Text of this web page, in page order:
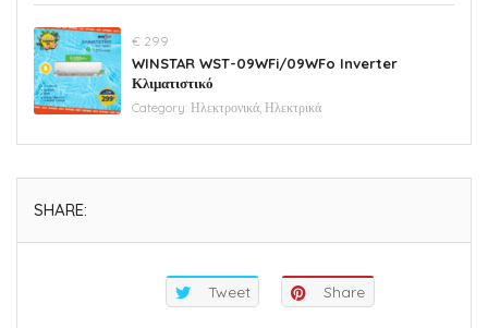
€ 299
WINSTAR WST-09WFi/09WFo Inverter
Κλιματιστικό
Category: Ηλεκτρονικά, Ηλεκτρικά
SHARE:
Tweet Share